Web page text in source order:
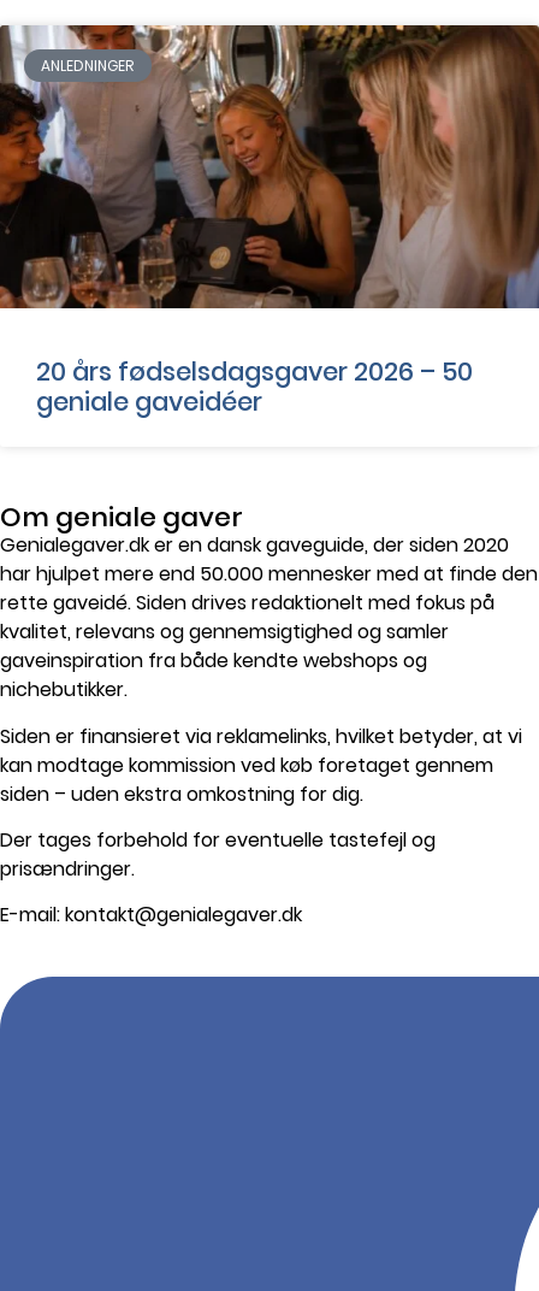
ANLEDNINGER
20 års fødselsdagsgaver 2026 – 50
geniale gaveidéer
Om geniale gaver
Genialegaver.dk er en dansk gaveguide, der siden 2020
har hjulpet mere end 50.000 mennesker med at finde den
rette gaveidé. Siden drives redaktionelt med fokus på
kvalitet, relevans og gennemsigtighed og samler
gaveinspiration fra både kendte webshops og
nichebutikker.
Siden er finansieret via reklamelinks, hvilket betyder, at vi
kan modtage kommission ved køb foretaget gennem
siden – uden ekstra omkostning for dig.
Der tages forbehold for eventuelle tastefejl og
prisændringer.
E-mail: kontakt@genialegaver.dk